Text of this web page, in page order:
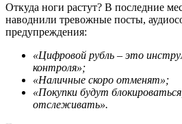
Откуда ноги растут? В последние
наводнили тревожные посты,
предупреждения:
«Цифровой рубль – это
контроля»;
«Наличные скоро отменят»;
«Покупки будут
отслеживать».